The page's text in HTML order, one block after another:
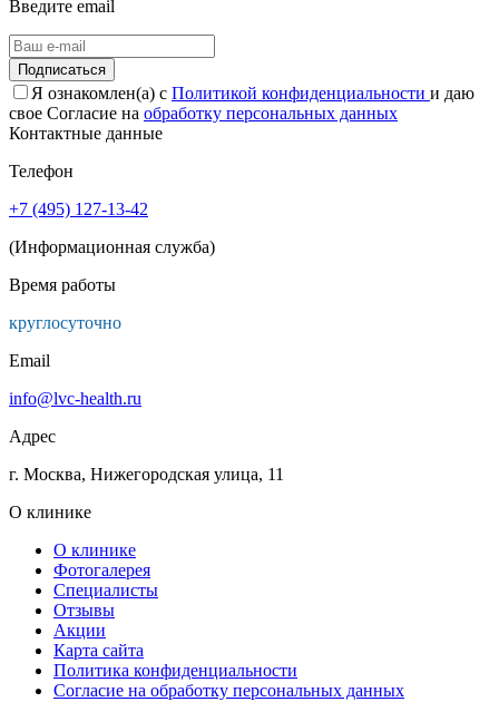
Введите email
Подписаться
Я ознакомлен(а) с Политикой конфиденциальности и даю
свое Согласие на обработку персональных данных
Контактные данные
Телефон
+7 (495) 127-13-42
(Информационная служба)
Время работы
круглосуточно
Email
info@lvc-health.ru
Адрес
г. Москва, Нижегородская улица, 11
О клинике
О клинике
Фотогалерея
Специалисты
Отзывы
Акции
Карта сайта
Политика конфиденциальности
Согласие на обработку персональных данных